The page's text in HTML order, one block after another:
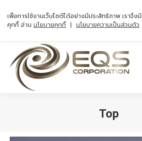
Top
เพื่อการใช้งานเว็บไซต์ได้อย่างมีประสิทธิภาพ เราจึงมี
คุกกี้ อ่าน นโยบายคุกกี้ | นโยบายความเป็นส่วนตัว